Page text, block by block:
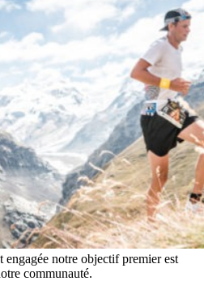
engagée notre objectif premier est
communauté.